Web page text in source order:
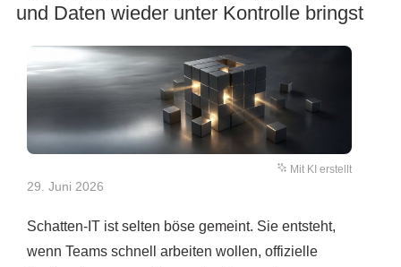
und Daten wieder unter Kontrolle bringst
Mit KI erstellt
29. Juni 2026
Schatten-IT ist selten böse gemeint. Sie entsteht,
wenn Teams schnell arbeiten wollen, offizielle